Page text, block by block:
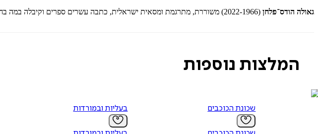
גאולה הודס־פלחן (2022-1966) משוררת, מתרגמת ומסאית ישראלית, כתבה עשרים ספרים וקיבלה במה בחמש אנתולוגיות. שיריה ראו אור בעיתונים ובכתבי עת שונים וכן הושמעו מעל גלי האתר במרוצת השנים.
המלצות נוספות
שכונת הכוכבים בעליות ובמורדות